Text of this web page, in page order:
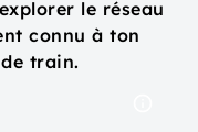
le réseau
connu à ton
train.